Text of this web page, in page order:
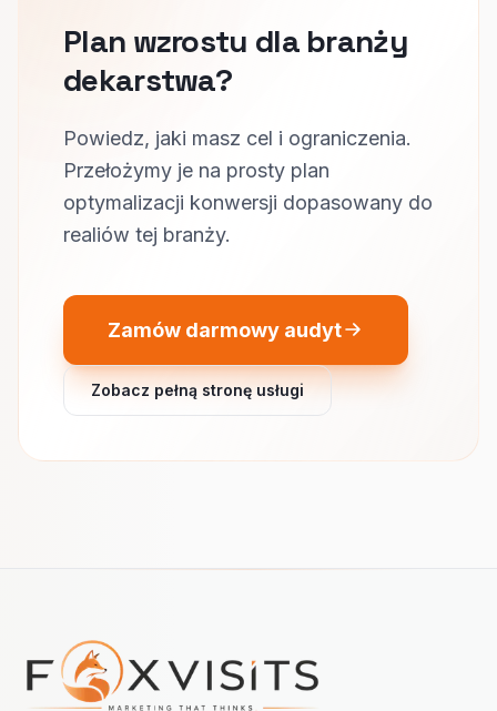
Plan wzrostu dla branży
dekarstwa?
Powiedz, jaki masz cel i ograniczenia.
Przełożymy je na prosty plan
optymalizacji konwersji dopasowany do
realiów tej branży.
Zamów darmowy audyt
Zobacz pełną stronę usługi
Nawigacja w stopce